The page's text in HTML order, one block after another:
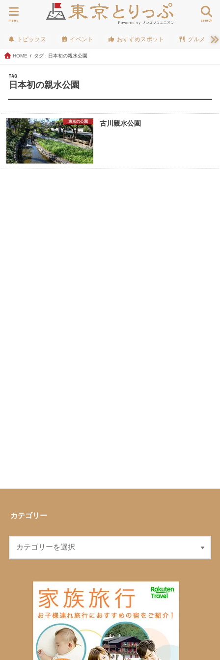
search
menu
トピックス イベント おすすめスポット グルメ
HOME タグ : 日本初の親水公園
TAG
日本初の親水公園
東京の公園 古川親水公園
カテゴリー